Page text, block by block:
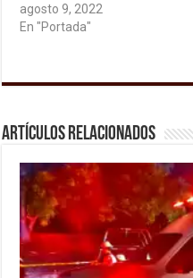
agosto 9, 2022
En "Portada"
Artículos relacionados